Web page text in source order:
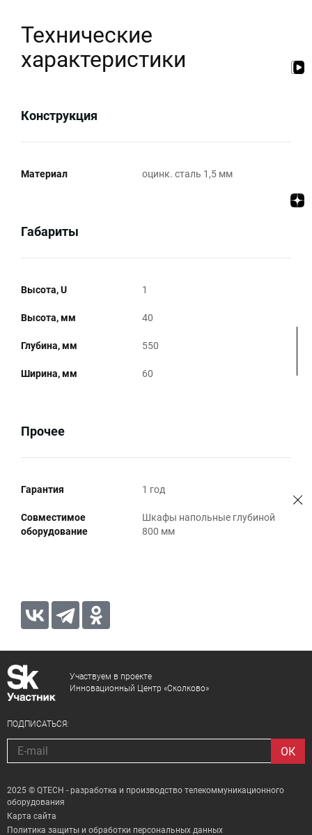
Технические
характеристики
Конструкция
Материал оцинк. сталь 1,5 мм
Габариты
Высота, U 1
Высота, мм 40
Глубина, мм 550
Ширина, мм 60
Прочее
Гарантия 1 год
Совместимое
оборудование
Шкафы напольные глубиной
800 мм
Участвуем в проекте
Инновационный Центр «Сколково»
ПОДПИСАТЬСЯ:
2025 © QTECH - разработка и производство телекоммуникационного
оборудования
Карта сайта
Политика защиты и обработки персональных данных